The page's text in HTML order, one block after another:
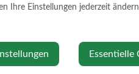
Ihre Einstellungen jederzeit
Essentielle